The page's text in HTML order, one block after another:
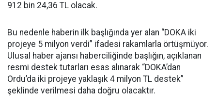
912 bin 24,36 TL olacak.
Bu nedenle haberin ilk başlığında yer alan “DOKA iki
projeye 5 milyon verdi” ifadesi rakamlarla örtüşmüyor.
Ulusal haber ajansı haberciliğinde başlığın, açıklanan
resmi destek tutarları esas alınarak “DOKA’dan
Ordu’da iki projeye yaklaşık 4 milyon TL destek”
şeklinde verilmesi daha doğru olacaktır.